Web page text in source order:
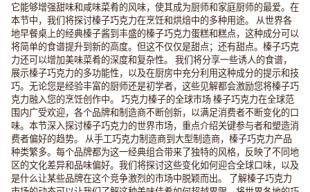
它能够增强甜味和咸味菜肴的风味，使其成为厨师和家庭厨师的最爱。在
本节中，我们将探讨榛子巧克力在烹饪和烘焙中的多种用途。 从世界各
地早餐桌上的经典榛子酱到丰盛的榛子巧克力蛋糕和糕点，这种成分可以
将简单的食谱提升到新的高度。但这不仅仅是甜点；还有甜点。榛子巧克
力还可以增加美味菜肴的深度和复杂性。 我们将分享一些诱人的食谱，
展示榛子巧克力的多功能性，以及在厨房中充分利用这种成分的提示和技
巧。无论您是经验丰富的厨师还是初学者，这些见解都会激励您将榛子巧
克力融入您的烹饪创作中。 巧克力榛子的全球市场 榛子巧克力在全球范
围内广受欢迎，各个品牌和制造商不断创新，以满足消费者不断变化的口
味。本节深入探讨榛子巧克力的世界市场，重点介绍关键参与者和塑造消
费者偏好的趋势。 从手工巧克力制造商到大型制造商，榛子巧克力产品
种类繁多。每个品牌都为这一经典组合带来了独特的风格，反映了不同地
区的文化差异和品味偏好。我们将探讨这些变化如何迎合全球口味，以及
是什么让某些品牌在这个竞争激烈的市场中脱颖而出。 了解榛子巧克力